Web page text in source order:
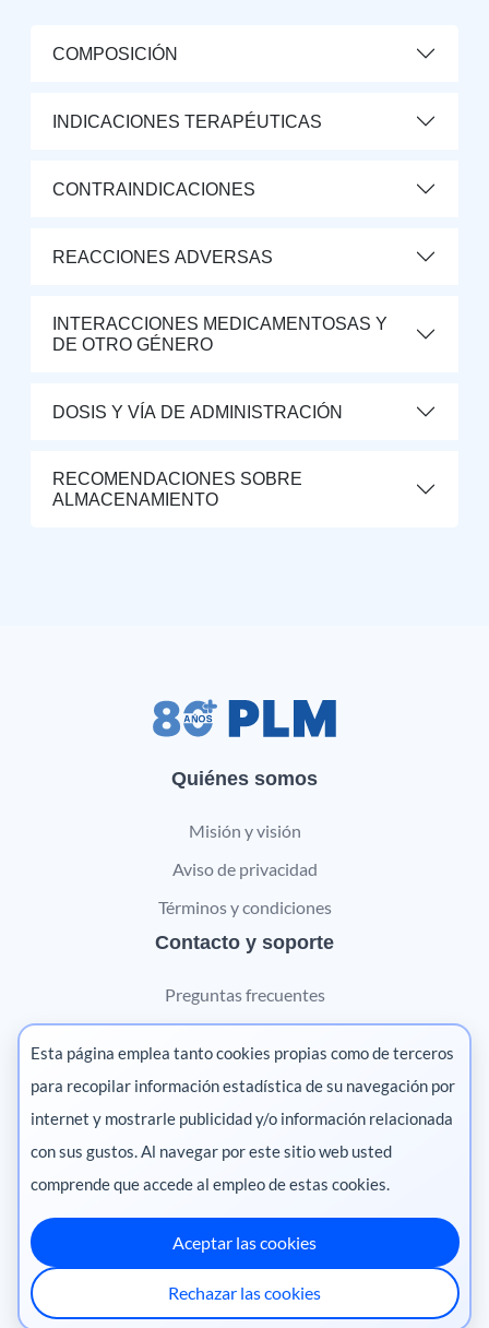
COMPOSICIÓN
INDICACIONES TERAPÉUTICAS
CONTRAINDICACIONES
REACCIONES ADVERSAS
INTERACCIONES MEDICAMENTOSAS Y
DE OTRO GÉNERO
DOSIS Y VÍA DE ADMINISTRACIÓN
RECOMENDACIONES SOBRE
ALMACENAMIENTO
Quiénes somos
Misión y visión
Aviso de privacidad
Términos y condiciones
Contacto y soporte
Preguntas frecuentes
Contáctanos
Marketing digital
Pharma
México
·
Ecuador·Perú·
Centroamérica
Chile
Esta página emplea tanto cookies propias como de terceros
para recopilar información estadística de su navegación por
internet y mostrarle publicidad y/o información relacionada
con sus gustos. Al navegar por este sitio web usted
comprende que accede al empleo de estas cookies.
Aceptar las cookies
Rechazar las cookies